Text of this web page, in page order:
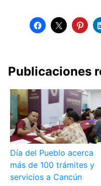
Publicaciones
Día del Pueblo acerca
más de 100 trámites y
servicios a Cancún